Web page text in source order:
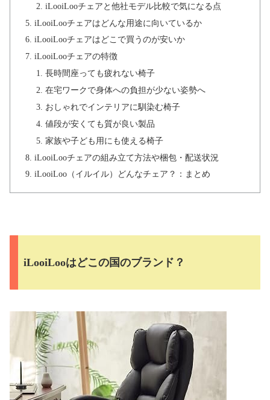
iLooiLooチェアと他社モデル比較で気になる点
iLooiLooチェアはどんな用途に向いているか
iLooiLooチェアはどこで買うのが安いか
iLooiLooチェアの特徴
長時間座っても疲れない椅子
在宅ワークで身体への負担が少ない姿勢へ
おしゃれでインテリアに馴染む椅子
値段が安くても質が良い製品
家族や子ども用にも使える椅子
iLooiLooチェアの組み立て方法や梱包・配送状況
iLooiLoo（イルイル）どんなチェア？：まとめ
iLooiLooはどこの国のブランド？